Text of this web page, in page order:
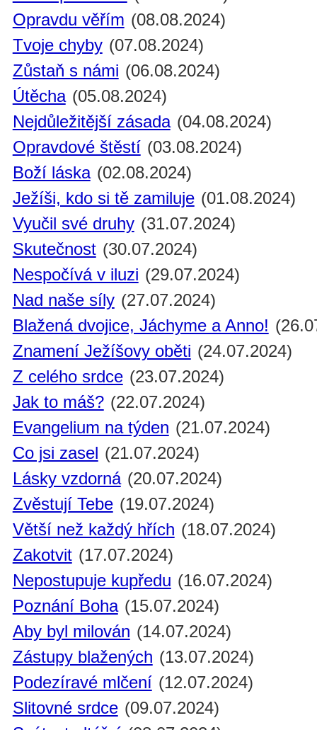
Opravdu věřím (08.08.2024)
Tvoje chyby (07.08.2024)
Zůstaň s námi (06.08.2024)
Útěcha (05.08.2024)
Nejdůležitější zásada (04.08.2024)
Opravdové štěstí (03.08.2024)
Boží láska (02.08.2024)
Ježíši, kdo si tě zamiluje (01.08.2024)
Vyučil své druhy (31.07.2024)
Skutečnost (30.07.2024)
Nespočívá v iluzi (29.07.2024)
Nad naše síly (27.07.2024)
Blažená dvojice, Jáchyme a Anno!
Znamení Ježíšovy oběti (24.07.2024)
Z celého srdce (23.07.2024)
Jak to máš? (22.07.2024)
Evangelium na týden (21.07.2024)
Co jsi zasel (21.07.2024)
Lásky vzdorná (20.07.2024)
Zvěstují Tebe (19.07.2024)
Větší než každý hřích (18.07.2024)
Zakotvit (17.07.2024)
Nepostupuje kupředu (16.07.2024)
Poznání Boha (15.07.2024)
Aby byl milován (14.07.2024)
Zástupy blažených (13.07.2024)
Podezíravé mlčení (12.07.2024)
Slitovné srdce (09.07.2024)